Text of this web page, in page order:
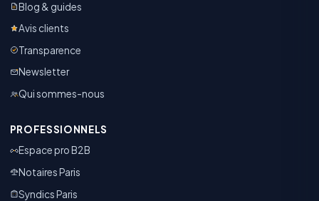
Blog & guides
Avis clients
Transparence
Newsletter
Qui sommes-nous
PROFESSIONNELS
Espace pro B2B
Notaires Paris
Syndics Paris